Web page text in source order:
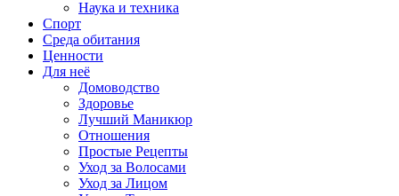
Наука и техника
Спорт
Среда обитания
Ценности
Для неё
Домоводство
Здоровье
Лучший Маникюр
Отношения
Простые Рецепты
Уход за Волосами
Уход за Лицом